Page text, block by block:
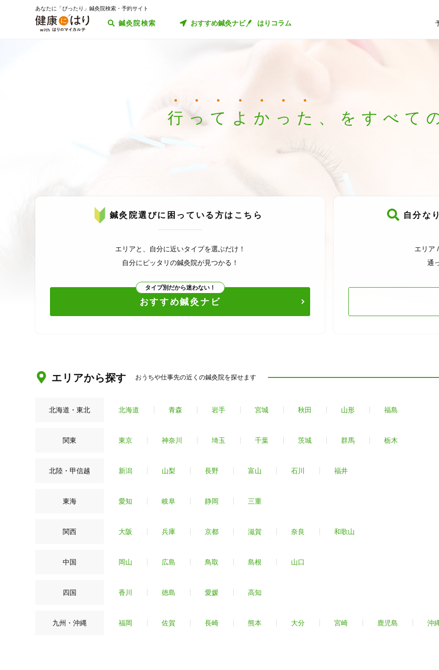
あなたに「ぴったり」鍼灸院検索・予約サイト
鍼灸院検索 おすすめ鍼灸ナビ はりコラム
行 っ て よ か っ た 、 を す べ て
鍼灸院選びに困っている方は こちら
エリアと、自分に近いタイプを選ぶだけ！
自分にピッタリの鍼灸院が見つかる！
タイプ別だから迷わない！
おすすめ鍼灸ナビ
自分な
エリア
通
エリアから探す おうちや仕事先の近くの鍼灸院を探せます
北海道・東北 北海道 青森 岩手 宮城 秋田 山形 福島
関東 東京 神奈川 埼玉 千葉 茨城 群馬 栃木
北陸・甲信越 新潟 山梨 長野 富山 石川 福井
東海 愛知 岐阜 静岡 三重
関西 大阪 兵庫 京都 滋賀 奈良 和歌山
中国 岡山 広島 鳥取 島根 山口
四国 香川 徳島 愛媛 高知
九州・沖縄 福岡 佐賀 長崎 熊本 大分 宮崎 鹿児島 沖